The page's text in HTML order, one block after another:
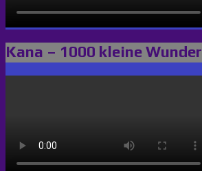
Kana – 1000 kleine Wunder